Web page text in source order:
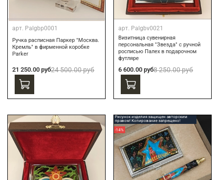
арт. Palgbp0001
Ручка расписная Паркер "Москва.
Кремль" в фирменной коробке
Parker
21 250.00 руб24 500.00 руб
арт. Palgbv0021
Визитница сувенирная
персональная "Звезда" с ручной
росписью Палех в подарочном
футляре
6 600.00 руб8 250.00 руб
Рисунок изделия защищен авторским
правом! Копирование запрещено!
-14%